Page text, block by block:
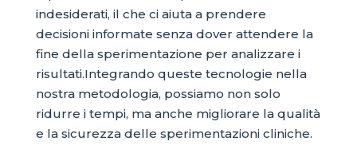
indesiderati, il che ci aiuta a prendere
decisioni informate senza dover attendere la
fine della sperimentazione per analizzare i
risultati.Integrando queste tecnologie nella
nostra metodologia, possiamo non solo
ridurre i tempi, ma anche migliorare la qualità
e la sicurezza delle sperimentazioni cliniche.